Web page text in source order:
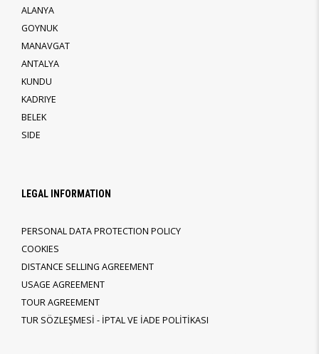
ALANYA
GOYNUK
MANAVGAT
ANTALYA
KUNDU
KADRIYE
BELEK
SIDE
LEGAL INFORMATION
PERSONAL DATA PROTECTION POLICY
COOKIES
DISTANCE SELLING AGREEMENT
USAGE AGREEMENT
TOUR AGREEMENT
TUR SÖZLEŞMESİ - İPTAL VE İADE POLİTİKASI